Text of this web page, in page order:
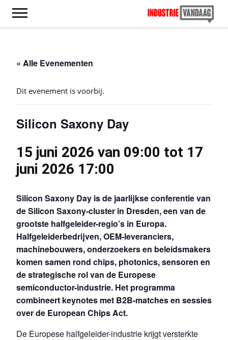
« Alle Evenementen
Dit evenement is voorbij.
Silicon Saxony Day
15 juni 2026 van 09:00 tot 17
juni 2026 17:00
Silicon Saxony Day is de jaarlijkse conferentie van
de Silicon Saxony-cluster in Dresden, een van de
grootste halfgeleider-regio’s in Europa.
Halfgeleiderbedrijven, OEM-leveranciers,
machinebouwers, onderzoekers en beleidsmakers
komen samen rond chips, photonics, sensoren en
de strategische rol van de Europese
semiconductor-industrie. Het programma
combineert keynotes met B2B-matches en sessies
over de European Chips Act.
De Europese halfgeleider-industrie krijgt versterkte